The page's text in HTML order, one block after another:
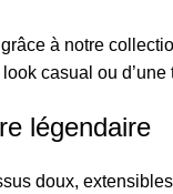
à notre
casual ou
légendaire
doux,